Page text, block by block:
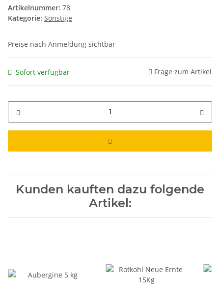
Artikelnummer: 78
Kategorie: Sonstige
Preise nach Anmeldung sichtbar
Sofort verfügbar Frage zum Artikel
Kunden kauften dazu folgende
Artikel: